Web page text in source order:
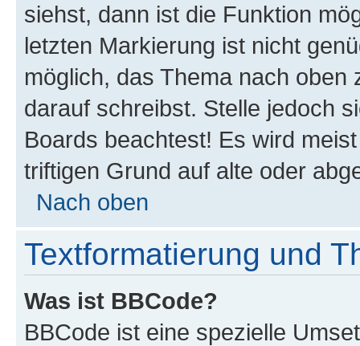
siehst, dann ist die Funktion
letzten Markierung ist nicht
möglich, das Thema nach oben
darauf schreibst. Stelle jedoch
Boards beachtest! Es wird
triftigen Grund auf alte oder
Nach oben
Textformatierung und
Was ist BBCode?
BBCode ist eine spezielle